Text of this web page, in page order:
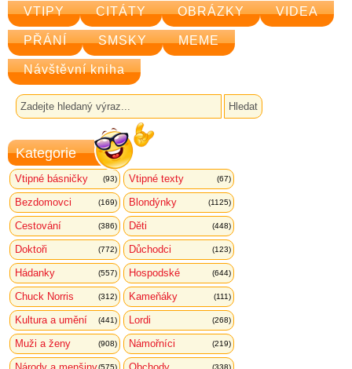
VTIPY CITÁTY OBRÁZKY VIDEA
PŘÁNÍ SMSKY MEME
Návštěvní kniha
Kategorie
Vtipné básničky (93) Vtipné texty (67)
Bezdomovci (169) Blondýnky (1125)
Cestování (386) Děti (448)
Doktoři (772) Důchodci (123)
Hádanky (557) Hospodské (644)
Chuck Norris (312) Kameňáky (111)
Kultura a umění (441) Lordi (268)
Muži a ženy (908) Námořníci (219)
(575) (338)